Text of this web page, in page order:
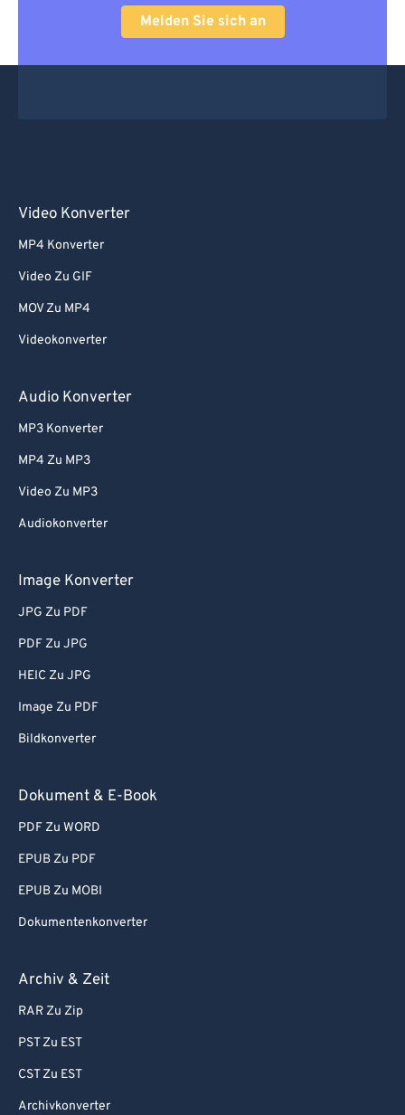
Melden Sie sich an
Video Konverter
MP4 Konverter
Video Zu GIF
MOV Zu MP4
Videokonverter
Audio Konverter
MP3 Konverter
MP4 Zu MP3
Video Zu MP3
Audiokonverter
Image Konverter
JPG Zu PDF
PDF Zu JPG
HEIC Zu JPG
Image Zu PDF
Bildkonverter
Dokument & E-Book
PDF Zu WORD
EPUB Zu PDF
EPUB Zu MOBI
Dokumentenkonverter
Archiv & Zeit
RAR Zu Zip
PST Zu EST
CST Zu EST
Archivkonverter